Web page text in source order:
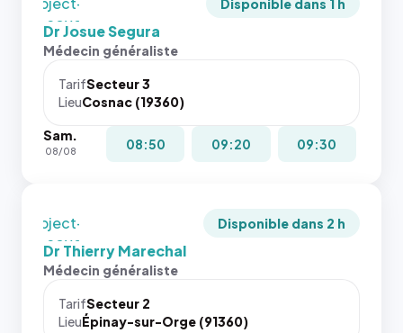
images de
l'annuaire
dans ce
cas. #}
fit: cover`.
Sans ces
navigateur
pas la
place, et
dernières
images de
l'annuaire
dans ce
cas. #}
Disponible dans 1 h
Dr Josue Segura
Médecin généraliste
TarifSecteur 3
LieuCosnac (19360)
Sam.
08/08 08:50 09:20 09:30
picture`,
et un
rapport 1:1
juste à
toutes les
puisque la
`object-
fit: cover`.
Sans ces
navigateur
Disponible dans 2 h
Dr Thierry Marechal
Médecin généraliste
TarifSecteur 2
LieuÉpinay-sur-Orge (91360)